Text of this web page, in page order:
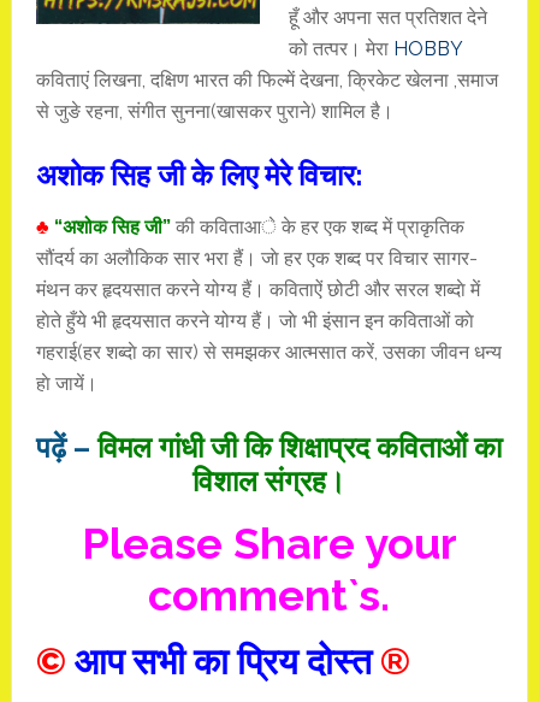
हूँ और अपना सत प्रतिशत देने
को तत्पर। मेरा HOBBY
कविताएं लिखना, दक्षिण भारत की फिल्में देखना, क्रिकेट खेलना ,समाज
से जुङे रहना, संगीत सुनना(खासकर पुराने) शामिल है।
अशोक सिह जी के लिए मेरे विचार:
♣ “अशोक सिह जी”की कविताआे के हर एक शब्द में प्राकृतिक
सौंदर्य का अलाैकिक सार भरा हैं। जाे हर एक शब्द पर विचार सागर-
मंथन कर हृदयसात करने योग्य हैं। कविताऐं छोटी और सरल शब्दाे में
हाेते हुँये भी हृदयसात करने योग्य हैं। जाे भी इंसान इन कविताओं काे
गहराई(हर शब्दाे का सार) से समझकर आत्मसात करें, उसका जीवन धन्य
हाे जायें।
पढ़ें –विमल गांधी जी कि शिक्षाप्रद कविताओं का
विशाल संग्रह।
Please Share your
comment`s.
© आप सभी का प्रिय दोस्त®